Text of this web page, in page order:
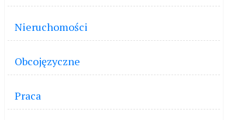
Nieruchomości
Obcojęzyczne
Praca